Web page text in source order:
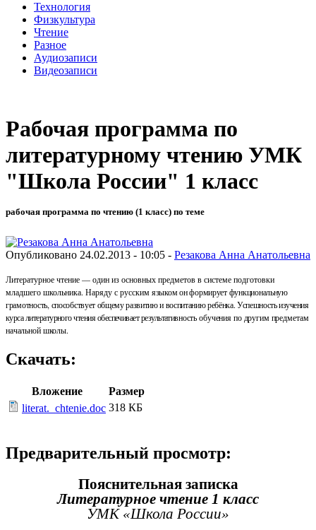
Технология
Физкультура
Чтение
Разное
Аудиозаписи
Видеозаписи
Рабочая программа по
литературному чтению УМК
"Школа России" 1 класс
рабочая программа по чтению (1 класс) по теме
Опубликовано 24.02.2013 - 10:05 - Резакова Анна Анатольевна
Литературноечтение—одинизосновныхпредметоввсис­темеподготовки
младшегошкольника. Нарядусрусскимязыкомонформируетфункциональную
грамотность, способ­ствуетобщемуразвитиюивоспитаниюребёнка.Успешностьизучения
курса литературногочтенияобеспечиваетрезультатив­ностьобученияпо другим предметам
начальнойшколы.
Скачать:
Вложение
Размер
literat._chtenie.doc 318 КБ
Предварительный просмотр:
Пояснительная записка
Литературное чтение 1 класс
УМК «Школа России»